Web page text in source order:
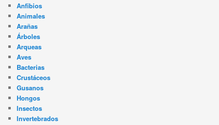
Anfibios
Animales
Arañas
Árboles
Arqueas
Aves
Bacterias
Crustáceos
Gusanos
Hongos
Insectos
Invertebrados